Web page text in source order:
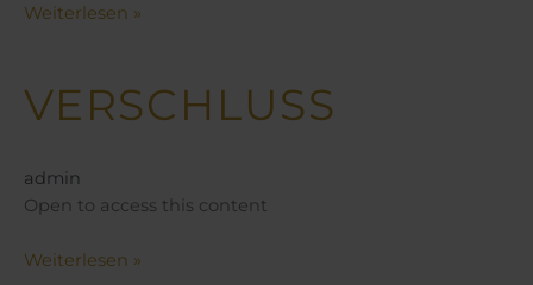
Weiterlesen »
VERSCHLUSS
admin
Open to access this content
Verschluss
Weiterlesen »